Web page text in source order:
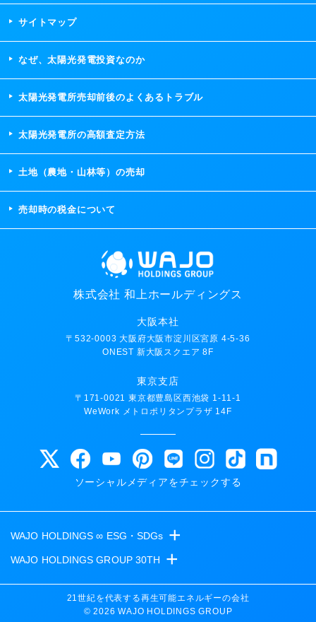
サイトマップ
なぜ、太陽光発電投資なのか
太陽光発電所売却前後のよくあるトラブル
太陽光発電所の高額査定方法
土地（農地・山林等）の売却
売却時の税金について
株式会社 和上ホールディングス
大阪本社
〒532-0003 大阪府大阪市淀川区宮原 4-5-36
ONEST 新大阪スクエア 8F
東京支店
〒171-0021 東京都豊島区西池袋 1-11-1
WeWork メトロポリタンプラザ 14F
ソーシャルメディアをチェックする
WAJO HOLDINGS ∞ ESG・SDGs +
- 高圧太陽光発電所の販売
- 高圧太陽光発電所の買取
WAJO HOLDINGS GROUP 30TH +
太陽光投資サイト
- 収益性が高い系統用蓄電池
21世紀を代表する再生可能エネルギーの会社
© 2026 WAJO HOLDINGS GROUP